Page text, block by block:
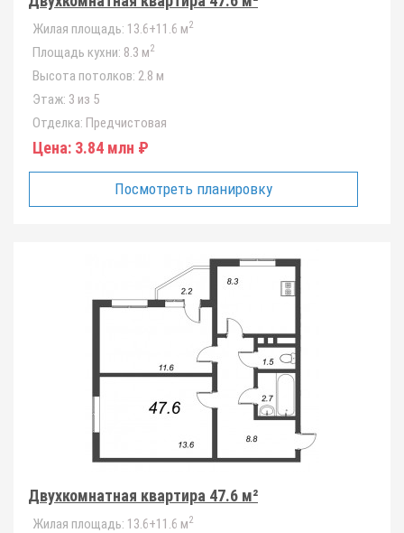
Жилая площадь: 13.6+11.6 м2
Площадь кухни: 8.3 м2
Высота потолков: 2.8 м
Этаж: 3 из 5
Отделка: Предчистовая
Цена: 3.84 млн ₽
Посмотреть планировку
Двухкомнатная квартира 47.6 м²
Жилая площадь: 13.6+11.6 м2